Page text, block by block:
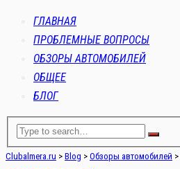
ГЛАВНАЯ
ПРОБЛЕМНЫЕ ВОПРОСЫ
ОБЗОРЫ АВТОМОБИЛЕЙ
ОБЩЕЕ
БЛОГ
Clubalmera.ru > Blog > Обзоры автомобилей >